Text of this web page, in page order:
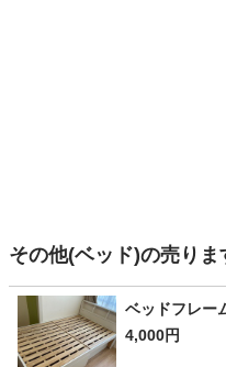
その他(ベッド)の売り
ベッドフレー
4,000円